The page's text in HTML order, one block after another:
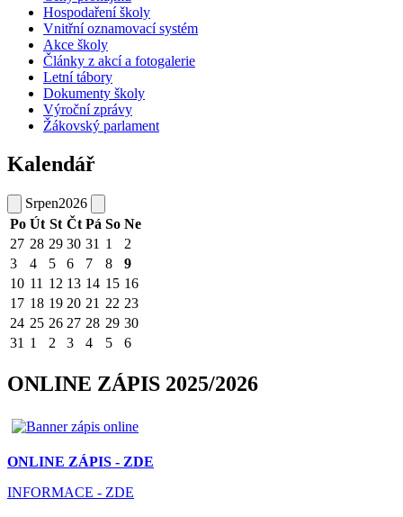
Hospodaření školy
Vnitřní oznamovací systém
Akce školy
Články z akcí a fotogalerie
Letní tábory
Dokumenty školy
Výroční zprávy
Žákovský parlament
Kalendář
Srpen2026
Po Út St Čt Pá So Ne
27 28 29 30 31 1
2
3
4 5 6 7 8
9
10 11 12 13 14 15 16
17 18 19 20 21 22 23
24 25 26 27 28 29 30
31 1 2 3 4 5 6
ONLINE ZÁPIS 2025/2026
ONLINE ZÁPIS - ZDE
INFORMACE - ZDE